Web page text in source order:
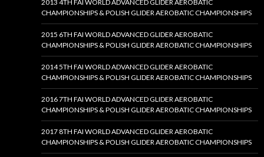
2013 4TH FAI WORLD ADVANCED GLIDER AEROBATIC
CHAMPIONSHIPS & POLISH GLIDER AEROBATIC CHAMPIONSHIPS
2015 6TH FAI WORLD ADVANCED GLIDER AEROBATIC
CHAMPIONSHIPS & POLISH GLIDER AEROBATIC CHAMPIONSHIPS
2014 5TH FAI WORLD ADVANCED GLIDER AEROBATIC
CHAMPIONSHIPS & POLISH GLIDER AEROBATIC CHAMPIONSHIPS
2016 7TH FAI WORLD ADVANCED GLIDER AEROBATIC
CHAMPIONSHIPS & POLISH GLIDER AEROBATIC CHAMPIONSHIPS
2017 8TH FAI WORLD ADVANCED GLIDER AEROBATIC
CHAMPIONSHIPS & POLISH GLIDER AEROBATIC CHAMPIONSHIPS